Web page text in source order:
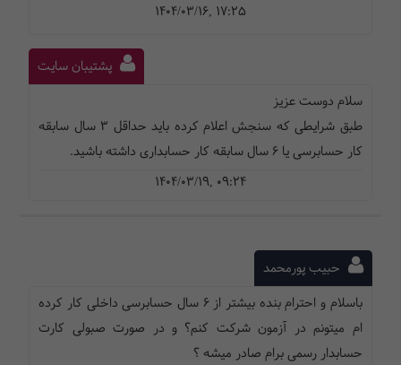
1404/03/16, 17:25
پشتیبان سایت
سلام دوست عزیز
طبق شرایطی که سنجش اعلام کرده باید حداقل 3 سال سابقه
کار حسابرسی یا 6 سال سابقه کار حسابداری داشته باشید.
1404/03/19, 09:24
حبیب پورمحمد
باسلام و احترام بنده بیشتر از 6 سال حسابرسی داخلی کار کرده
ام میتونم در آزمون شرکت کنم؟ و در صورت صبولی کارت
حسابدار رسمی برام صادر میشه ؟